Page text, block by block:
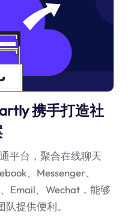
携手打造社
平台，聚合在线聊天
、Messenger、
Email、Wechat，能够
提供便利。